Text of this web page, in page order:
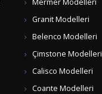
Mermer Modelleri
Granit Modelleri
Belenco Modelleri
Çimstone Modelleri
Calisco Modelleri
Coante Modelleri